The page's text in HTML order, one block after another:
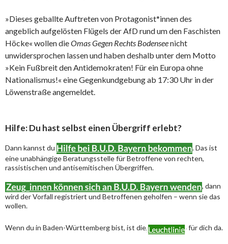
»Dieses geballte Auftreten von Protagonist*innen des
angeblich aufgelösten Flügels der AfD rund um den Faschisten
Höcke« wollen dieOmas Gegen Rechts Bodenseenicht
unwidersprochen lassen und haben deshalb unter dem Motto
»Kein Fußbreit den Antidemokraten! Für ein Europa ohne
Nationalismus!« eine Gegenkundgebung ab 17:30 Uhr in der
Löwenstraße angemeldet.
Hilfe: Du hast selbst einen Übergriff erlebt?
Dann kannst du
. Das ist
eine unabhängige Beratungsstelle für Betroffene von rechten,
rassistischen und antisemitischen Übergriffen.
, dann
wird der Vorfall registriert und Betroffenen geholfen – wenn sie das
wollen.
Wenn du in Baden-Württemberg bist, ist die für dich da.